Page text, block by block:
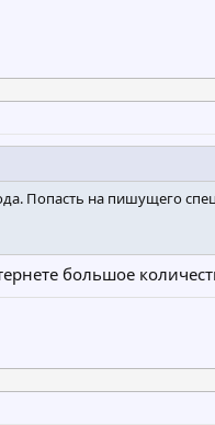
Попасть на пишущего
большое